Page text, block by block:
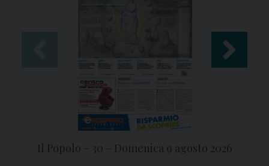
Il Popolo – 30 – Domenica 9 agosto 2026